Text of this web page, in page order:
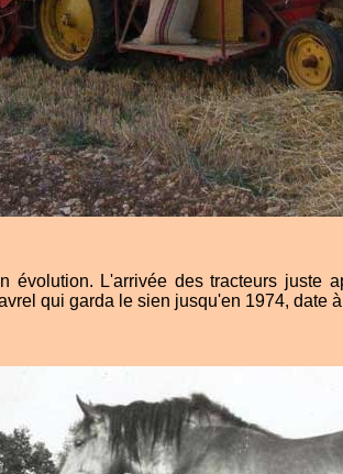
L'arrivée des tracteurs juste
qui garda le sien jusqu'en 1974, date